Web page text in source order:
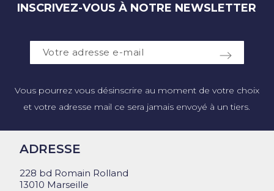
INSCRIVEZ-VOUS À NOTRE NEWSLETTER
Vous pourrez vous désinscrire au moment de votre choix
et votre adresse mail ce sera jamais envoyé à un tiers.
ADRESSE
228 bd Romain Rolland
13010 Marseille